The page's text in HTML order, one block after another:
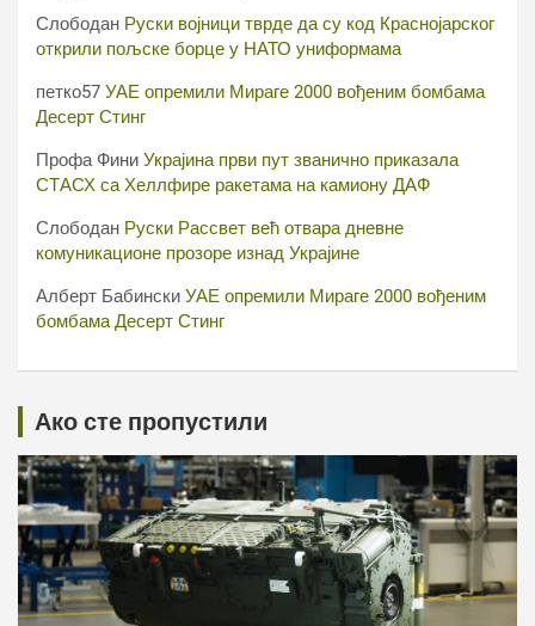
Слободан Руски војници тврде да су код Краснојарског
открили пољске борце у НАТО униформама
петко57 УАЕ опремили Мираге 2000 вођеним бомбама
Десерт Стинг
Профа Фини Украјина први пут званично приказала
СТАСХ са Хеллфире ракетама на камиону ДАФ
Слободан Руски Рассвет већ отвара дневне
комуникационе прозоре изнад Украјине
Алберт Бабински УАЕ опремили Мираге 2000 вођеним
бомбама Десерт Стинг
Ако сте пропустили